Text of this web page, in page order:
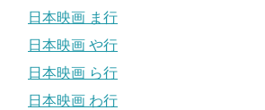
日本映画 ま行
日本映画 や行
日本映画 ら行
日本映画 わ行